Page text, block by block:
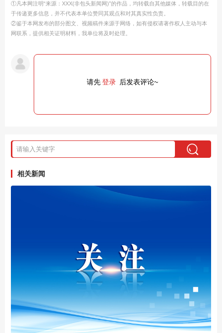
①凡本网注明“来源：XXX(非包头新闻网)”的作品，均转载自其他媒体，转载目的在
于传递更多信息，并不代表本单位赞同其观点和对其真实性负责。
②鉴于本网发布的部分图文、视频稿件来源于网络，如有侵权请著作权人主动与本
网联系，提供相关证明材料，我单位将及时处理。
请先登录 后发表评论~
相关新闻